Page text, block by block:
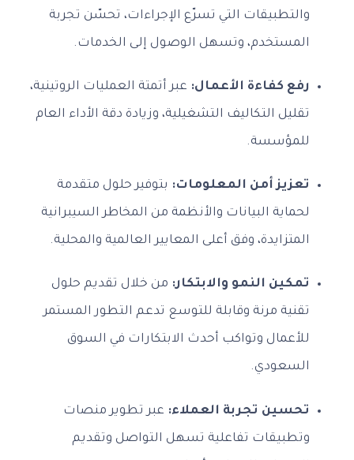
والتطبيقات التي تسرّع الإجراءات، تحسّن تجربة
المستخدم، وتسهل الوصول إلى الخدمات.
رفع كفاءة الأعمال: عبر أتمتة العمليات الروتينية،
تقليل التكاليف التشغيلية، وزيادة دقة الأداء العام
للمؤسسة.
تعزيز أمن المعلومات: بتوفير حلول متقدمة
لحماية البيانات والأنظمة من المخاطر السيبرانية
المتزايدة، وفق أعلى المعايير العالمية والمحلية.
تمكين النمو والابتكار: من خلال تقديم حلول
تقنية مرنة وقابلة للتوسع تدعم التطور المستمر
للأعمال وتواكب أحدث الابتكارات في السوق
السعودي.
تحسين تجربة العملاء: عبر تطوير منصات
وتطبيقات تفاعلية تسهل التواصل وتقديم